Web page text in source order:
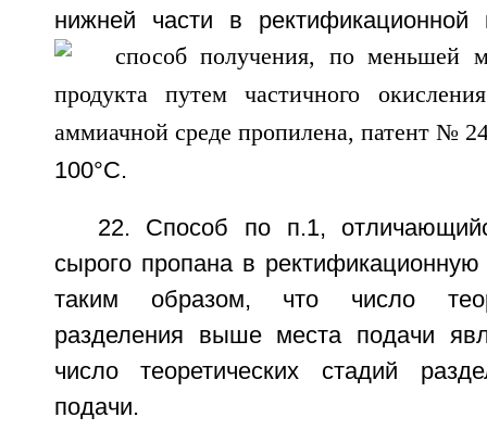
нижней части в ректификационной
100°С.
22. Способ по п.1,
сырого пропана в ректификационную
таким образом, что число
разделения выше места подачи
число теоретических стадий
подачи.